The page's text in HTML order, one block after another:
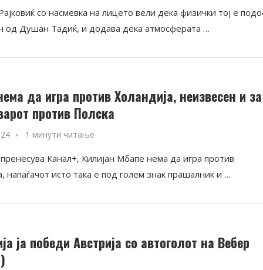
со насмевка на лицето вели дека физички тој е
од Душан Тадиќ, и додава дека атмосферата …
да игра против Холандија, неизвесен и за
против Полска
1 минути читање
Канал+, Килијан Мбапе нема да игра против
напаѓачот исто така е под голем знак прашалник и …
ја победи Австрија со автоголот на Вебер